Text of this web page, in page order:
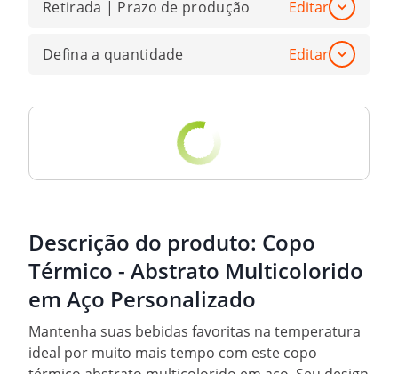
Retirada | Prazo de produção Editar
Defina a quantidade Editar
Descrição do produto: Copo
Térmico - Abstrato Multicolorido
em Aço Personalizado
Mantenha suas bebidas favoritas na temperatura
ideal por muito mais tempo com este copo